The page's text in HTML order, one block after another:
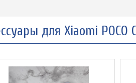
для Xiaomi POCO